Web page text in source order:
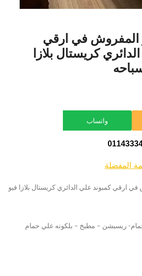
المفروش في ارقي
كريستال بلازا
واتساب
المفضلة
ارقي كمبوند علي الدائري كريستال بلازا فيو
من 2غرفه -2حمام- ريسبشن – مطبخ – بلكونه علي حمام